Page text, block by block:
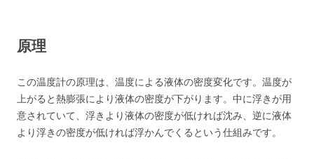
原理
この温度計の原理は、温度による液体の密度変化です。温度が
上がると熱膨張により液体の密度が下がります。中に浮きが用
意されていて、浮きより液体の密度が低ければ沈み、逆に液体
より浮きの密度が低ければ浮かんでくるという仕組みです。